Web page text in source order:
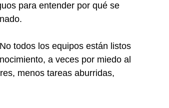
para entender por qué se
todos los equipos están listos
a veces por miedo al
menos tareas aburridas,